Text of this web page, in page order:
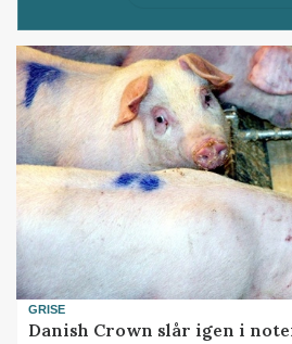
GRISE
Danish Crown slår igen i